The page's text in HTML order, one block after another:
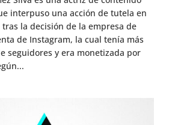
interpuso una acción de tutela en
la decisión de la empresa de
de Instagram, la cual tenía más
seguidores y era monetizada por